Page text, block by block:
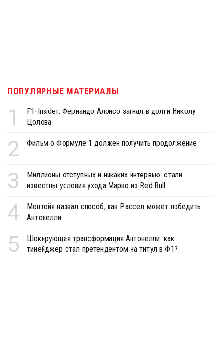
ПОПУЛЯРНЫЕ МАТЕРИАЛЫ
1
F1-Insider: Фернандо Алонсо загнал в долги Николу
Цолова
2 Фильм о Формуле 1 должен получить продолжение
3
Миллионы отступных и никаких интервью: стали
известны условия ухода Марко из Red Bull
4
Монтойя назвал способ, как Рассел может победить
Антонелли
5
Шокирующая трансформация Антонелли: как
тинейджер стал претендентом на титул в Ф1?